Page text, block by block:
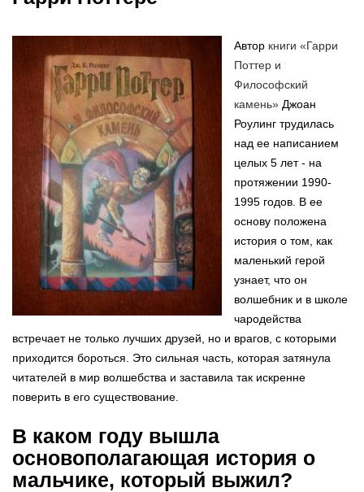
Автор книги «Гарри
Поттер и
Философский
камень» Джоан
Роулинг трудилась
над ее написанием
целых 5 лет - на
протяжении 1990-
1995 годов. В ее
основу положена
история о том, как
маленький герой
узнает, что он
волшебник и в школе
чародейства
встречает не только лучших друзей, но и врагов, с которыми
приходится бороться. Это сильная часть, которая затянула
читателей в мир волшебства и заставила так искренне
поверить в его существование.
В каком году вышла
основополагающая история о
мальчике, который выжил?